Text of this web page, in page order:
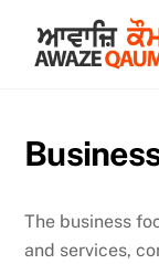
content
The business
and services,